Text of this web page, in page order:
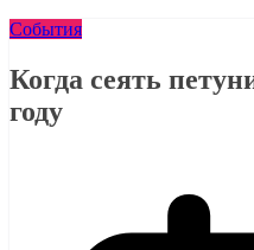
События
Когда сеять
году